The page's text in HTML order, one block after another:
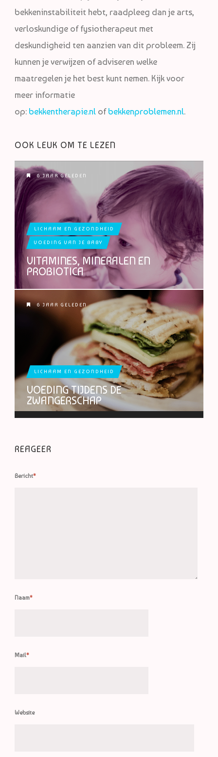
bekkeninstabiliteit hebt, raadpleeg dan je arts,
verloskundige of fysiotherapeut met
deskundigheid ten aanzien van dit probleem. Zij
kunnen je verwijzen of adviseren welke
maatregelen je het best kunt nemen. Kijk voor
meer informatie
op: bekkentherapie.nl ofbekkenproblemen.nl.
OOK LEUK OM TE LEZEN
6 JAAR GELEDEN
LICHAAM EN GEZONDHEID
VOEDING VAN JE BABY
VITAMINES, MINERALEN EN
PROBIOTICA
6 JAAR GELEDEN
LICHAAM EN GEZONDHEID
VOEDING TIJDENS DE
ZWANGERSCHAP
REAGEER
Bericht*
Naam*
Mail*
Website